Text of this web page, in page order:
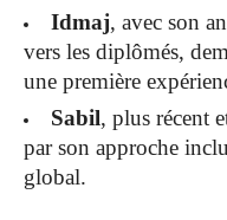
Idmaj, avec son
vers les diplômés,
une première
Sabil, plus récent
par son approche
global.